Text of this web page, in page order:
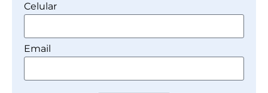
Celular
Email